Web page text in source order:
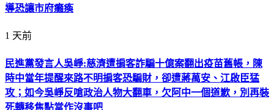
導恐讓市府癱瘓
1 天前
民進黨發言人吳崢:慈濟遭掮客詐騙十億案翻出疫苗舊帳，陳
時中當年提醒來路不明掮客恐騙財，卻遭蔣萬安、江啟臣猛
攻；如今吳崢反嗆政治人物大翻車，欠阿中一個道歉，別再裝
死轉移焦點當作沒事吧